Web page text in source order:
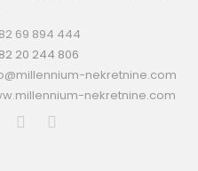
69 894 444
20 244 806
nekretnine.com
nekretnine.com